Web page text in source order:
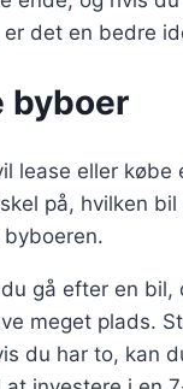
det en bedre
byboer
lease eller
på, hvilken
gå efter en
meget plads.
du har to, kan